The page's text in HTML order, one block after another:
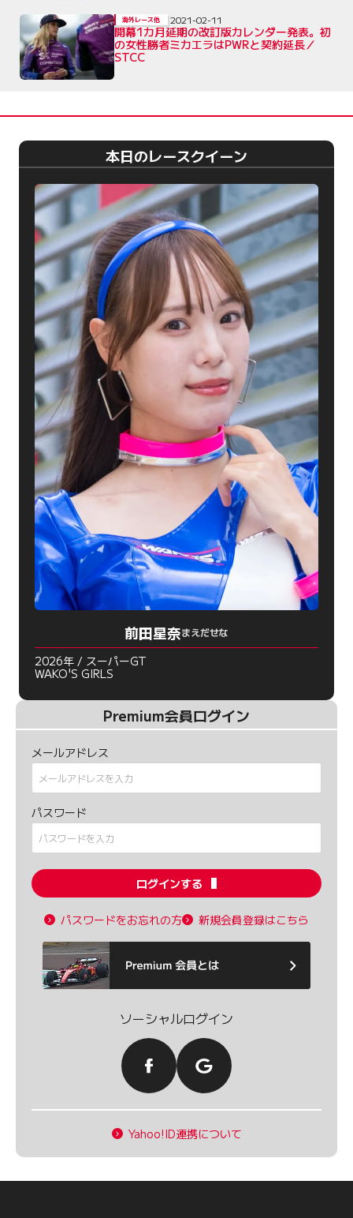
開幕1カ月延期の改訂版カレンダー発表。初
の女性勝者ミカエラはPWRと契約延長／
STCC
海外レース他 2021-02-11
本日のレースクイーン
前田星奈まえだせな
2026年 / スーパーGT
WAKO'S GIRLS
Premium会員ログイン
メールアドレス
パスワード
ログインする
パスワードをお忘れの方 新規会員登録はこちら
ソーシャルログイン
Yahoo!ID連携について